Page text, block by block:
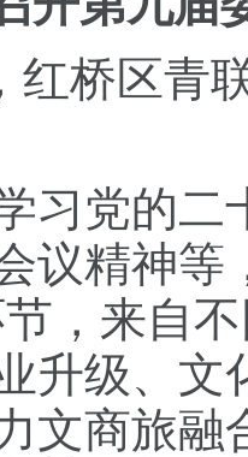
红桥区青
习党的二
议精神等
，来自
升级、文
文商旅融